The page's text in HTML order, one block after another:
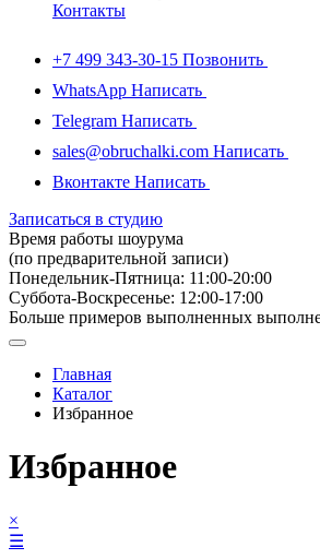
Контакты
+7 499 343-30-15 Позвонить
WhatsApp Написать
Telegram Написать
sales@obruchalki.com Написать
Вконтакте Написать
Записаться в студию
Время работы шоурума
(по предварительной записи)
Понедельник-Пятница: 11:00-20:00
Суббота-Bоcкресенье: 12:00-17:00
Больше примеров выполненных
Главная
Каталог
Избранное
Избранное
×
☰